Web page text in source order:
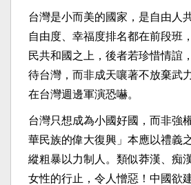
台灣是小而美的國家，是自由人
自由度、幸福度排名都在前段班
民共和國之上，後者若珍惜情誼
待台灣，而非成天嚷著不放棄武
在台灣週邊軍演恐嚇。
台灣只想成為小國好國，而非強
華民族的偉大復興」本應以禮義
縱粗暴以力制人。類似莽漢、痴
女性的行止，令人憎惡！中國欲